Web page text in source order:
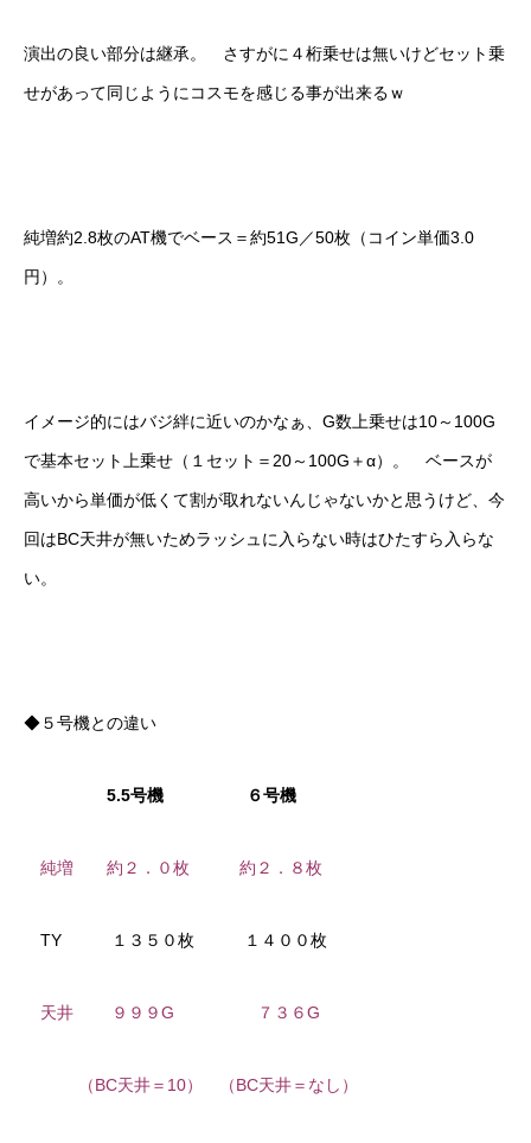
演出の良い部分は継承。 さすがに４桁乗せは無いけどセット乗
せがあって同じようにコスモを感じる事が出来るｗ
純増約2.8枚のAT機でベース＝約51G／50枚（コイン単価3.0
円）。
イメージ的にはバジ絆に近いのかなぁ、G数上乗せは10～100G
で基本セット上乗せ（１セット＝20～100G＋α）。 ベースが
高いから単価が低くて割が取れないんじゃないかと思うけど、今
回はBC天井が無いためラッシュに入らない時はひたすら入らな
い。
◆５号機との違い
5.5号機 ６号機
純増 約２．０枚 約２．８枚
TY １３５０枚 １４００枚
天井 ９９９G ７３６G
（BC天井＝10） （BC天井＝なし）